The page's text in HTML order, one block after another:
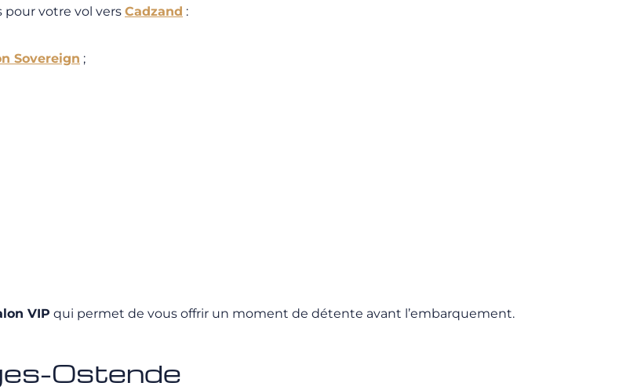
pour votre vol vers Cadzand :
Sovereign ;
VIP qui permet de vous offrir un moment de détente avant l’embarquement.
Ostende